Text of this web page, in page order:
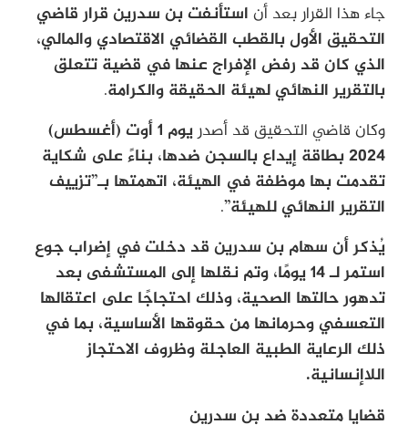
جاء هذا القرار بعد أن استأنفت بن سدرين قرار قاضي
التحقيق الأول بالقطب القضائي الاقتصادي والمالي،
الذي كان قد رفض الإفراج عنها في قضية تتعلق
بالتقرير النهائي لهيئة الحقيقة والكرامة.
وكان قاضي التحقيق قد أصدر
يوم 1 أوت (أغسطس)
2024 بطاقة إيداع بالسجن ضدها، بناءً على شكاية
تقدمت بها موظفة في الهيئة، اتهمتها بـ”تزييف
التقرير النهائي للهيئة”.
يُذكر أن سهام بن سدرين قد دخلت في إضراب جوع
استمر لـ 14 يومًا، وتم نقلها إلى المستشفى بعد
تدهور حالتها الصحية، وذلك احتجاجًا على اعتقالها
التعسفي وحرمانها من حقوقها الأساسية، بما في
ذلك الرعاية الطبية العاجلة وظروف الاحتجاز
اللاإنسانية.
قضايا متعددة ضد بن سدرين